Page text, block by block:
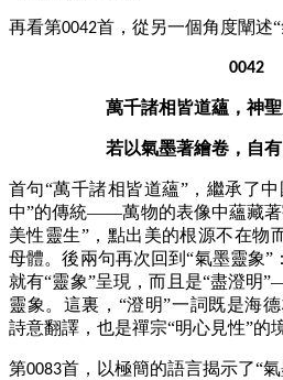
再看第0042首，從另一個角度闡述“
0042
萬千諸相皆道蘊，神聖
若以氣墨著繪卷，自有
首句“萬千諸相皆道蘊”，繼承了
中”的傳統——萬物的表像中蘊藏著
美性靈生”，點出美的根源不在
母體。後兩句再次回到“氣墨靈象”
就有“靈象”呈現，而且是“盡澄明
靈象。這裏，“澄明”一詞既是海
詩意翻譯，也是禪宗“明心見性”的
第0083首，以極簡的語言揭示了“